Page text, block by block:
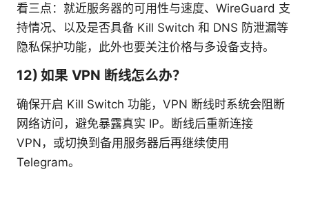
看三点：就近服务器的可用性与速度、WireGuard 支
持情况、以及是否具备 Kill Switch 和 DNS 防泄漏等
隐私保护功能，此外也要关注价格与多设备支持。
12) 如果 VPN 断线怎么办？
确保开启 Kill Switch 功能，VPN 断线时系统会阻断
网络访问，避免暴露真实 IP。断线后重新连接
VPN，或切换到备用服务器后再继续使用
Telegram。